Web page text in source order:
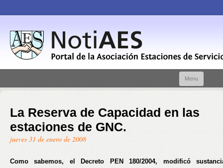
Menu
La Reserva de Capacidad en las
estaciones de GNC.
jueves 31 de enero de 2008
Como sabemos, el Decreto PEN 180/2004, modificó